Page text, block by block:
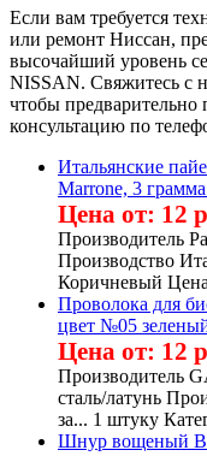
Если вам требуется
или ремонт Ниссан,
высочайший уровень
NISSAN. Свяжитесь с
чтобы
консультацию по
Итальянские
Marrone, 3
Цена от: 12
Производитель
Производство
Коричневый
Проволока для
цвет №05
Цена от: 12
Производитель
сталь/латунь
за... 1 штуку
Шнур вощеный